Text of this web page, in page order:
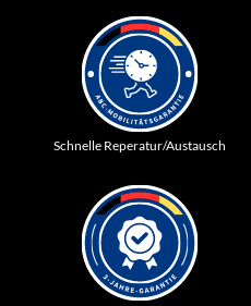
Schnelle Reperatur/Austausch